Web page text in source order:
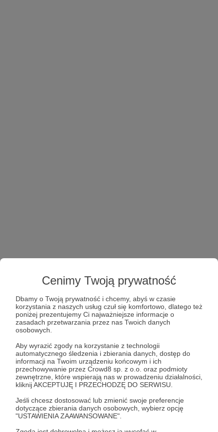
Cenimy Twoją prywatność
Dbamy o Twoją prywatność i chcemy, abyś w czasie
korzystania z naszych usług czuł się komfortowo, dlatego też
poniżej prezentujemy Ci najważniejsze informacje o
zasadach przetwarzania przez nas Twoich danych
osobowych.
Aby wyrazić zgody na korzystanie z technologii
automatycznego śledzenia i zbierania danych, dostęp do
informacji na Twoim urządzeniu końcowym i ich
przechowywanie przez Crowd8 sp. z o.o. oraz podmioty
zewnętrzne, które wspierają nas w prowadzeniu działalności,
kliknij AKCEPTUJĘ I PRZECHODZĘ DO SERWISU.
Jeśli chcesz dostosować lub zmienić swoje preferencje
dotyczące zbierania danych osobowych, wybierz opcję
"USTAWIENIA ZAAWANSOWANE".